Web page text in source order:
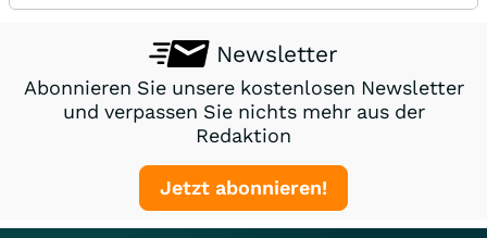
Newsletter
Abonnieren Sie unsere kostenlosen Newsletter
und verpassen Sie nichts mehr aus der
Redaktion
Jetzt abonnieren!